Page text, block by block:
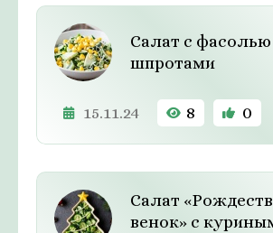
Салат с
шпротами
15.11.24 8 0
Салат
венок» с